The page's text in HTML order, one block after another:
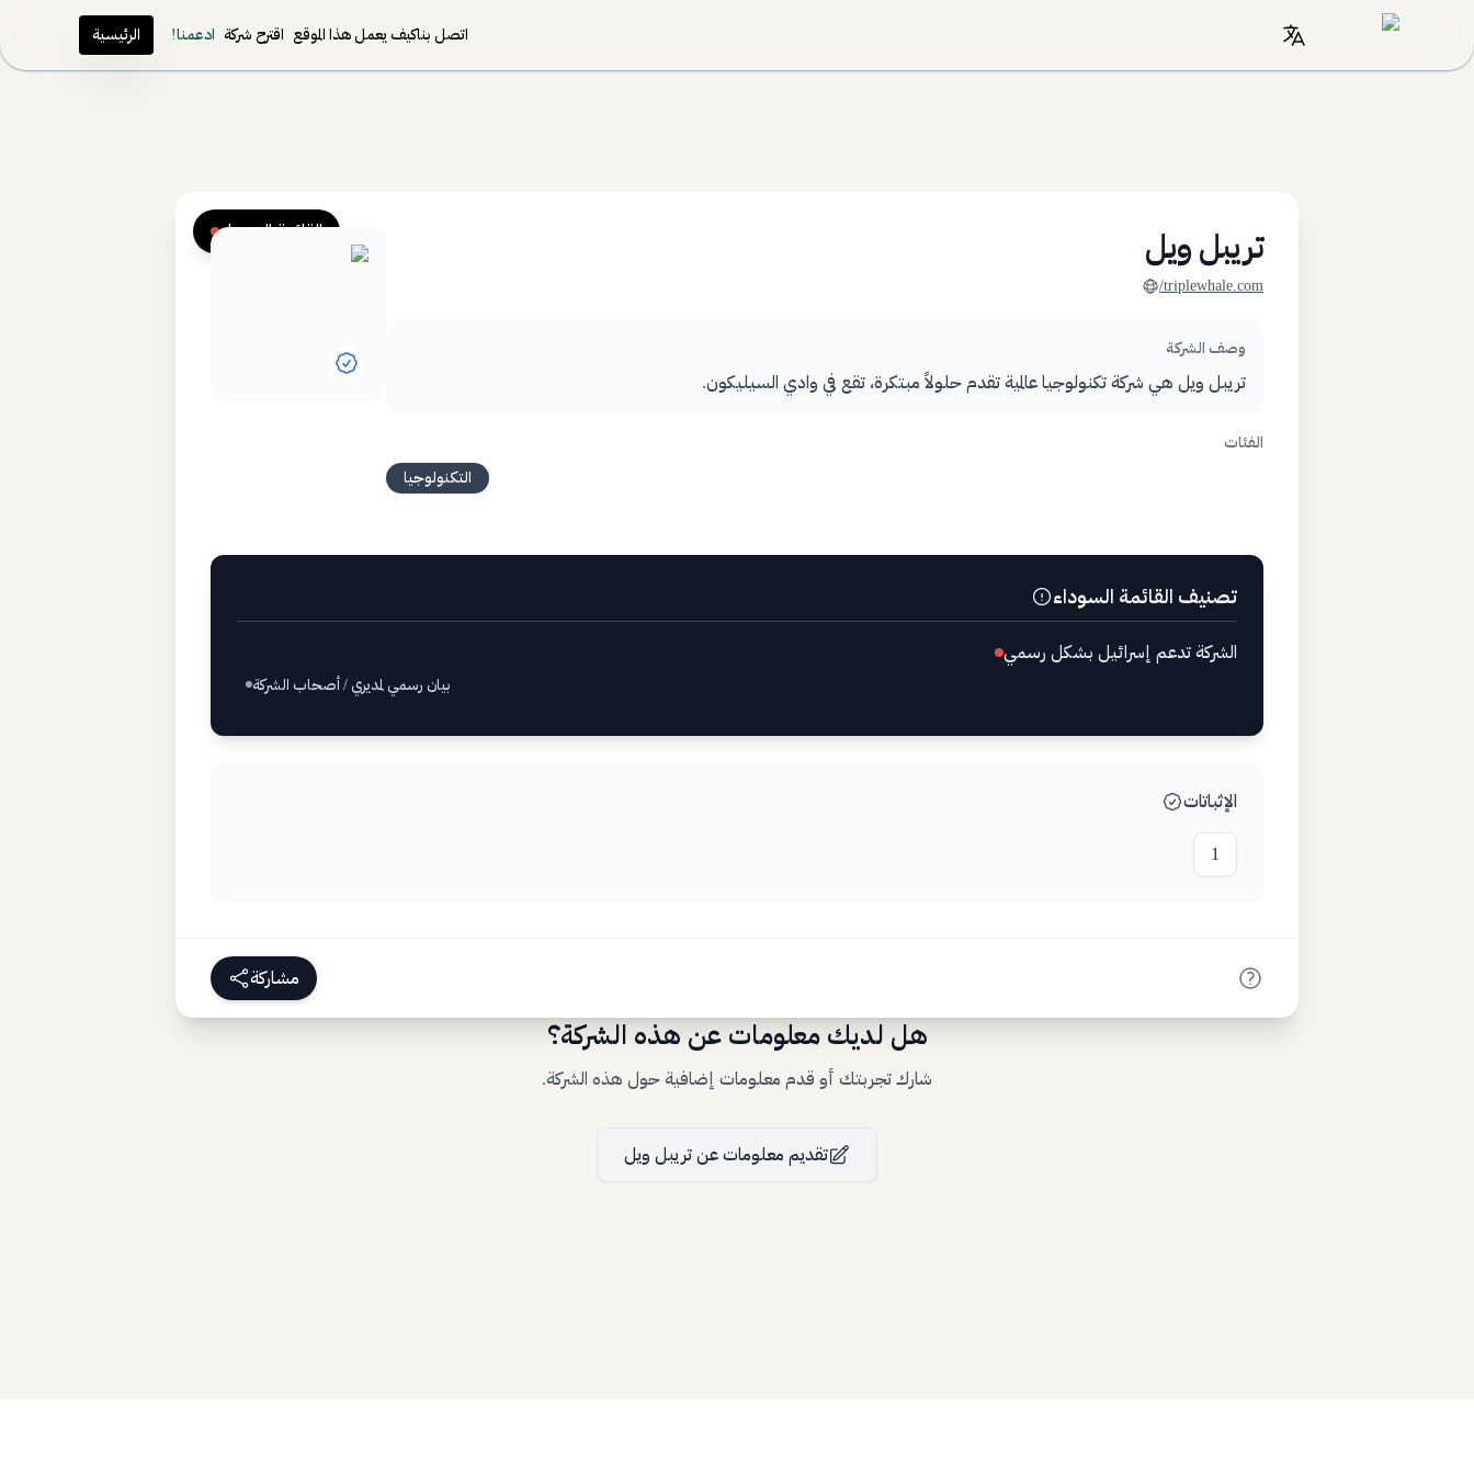
اتصل بناكيف يعمل هذا الموقع اقترح شركة ادعمنا! الرئيسية
القائمة السوداء تريبل ويل
triplewhale.com/
وصف الشركة
تريبل ويل هي شركة تكنولوجيا عالمية تقدم حلولاً مبتكرة، تقع في وادي السيليكون.
الفئات
التكنولوجيا
تصنيف القائمة السوداء
الشركة تدعم إسرائيل بشكل رسمي
بيان رسمي لمديري / أصحاب الشركة
الإثباتات
1
مشاركة
هل لديك معلومات عن هذه الشركة؟
شارك تجربتك أو قدم معلومات إضافية حول هذه الشركة.
تقديم معلوماتعنتريبل ويل